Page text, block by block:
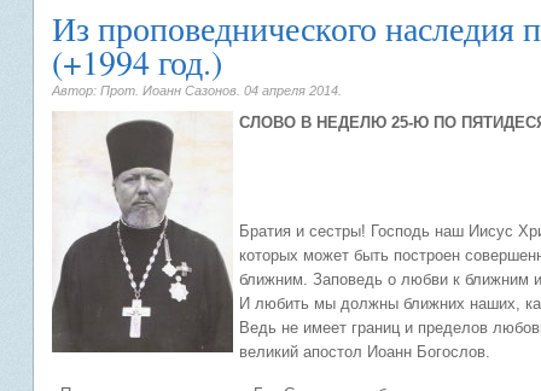
Из проповеднического наследия
(+1994 год.)
Автор: Прот. Иоанн Сазонов. 04 апреля 2014
СЛОВО В НЕДЕЛЮ 25-Ю ПО
Братия и сестры! Господь наш Иисус
которых может быть построен
ближним. Заповедь о любви к ближним
И любить мы должны ближних наших,
Ведь не имеет границ и пределов
великий апостол Иоанн Богослов.